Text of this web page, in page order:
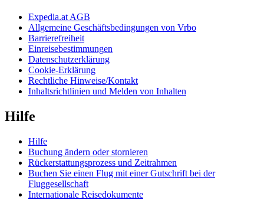
Expedia.at AGB
Allgemeine Geschäftsbedingungen von Vrbo
Barrierefreiheit
Einreisebestimmungen
Datenschutzerklärung
Cookie-Erklärung
Rechtliche Hinweise/Kontakt
Inhaltsrichtlinien und Melden von Inhalten
Hilfe
Hilfe
Buchung ändern oder stornieren
Rückerstattungsprozess und Zeitrahmen
Buchen Sie einen Flug mit einer Gutschrift bei der
Fluggesellschaft
Internationale Reisedokumente